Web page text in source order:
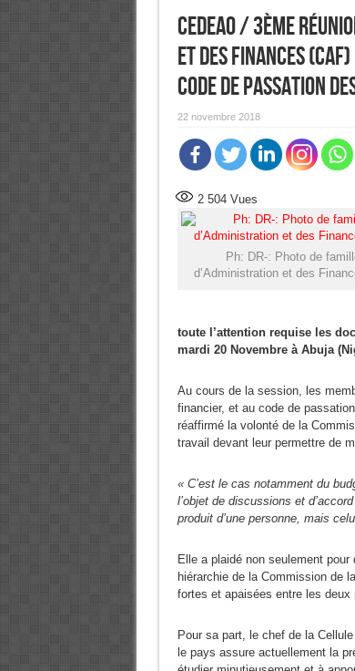
CEDEAO / 3ème
et des Finances
Code de passation
22 novembre 2018
2 504Vues
Ph: DR-: Photo de
d’Administration et des
toute l’attention requise les
mardi 20 Novembre à Abuja
Au cours de la session, les
financier, et au code de
réaffirmé la volonté de la
travail devant leur permettre de
« C’est le cas notamment du
l’objet de discussions et
produit d’une personne, mais
Elle a plaidé non seulement
hiérarchie de la Commission de
fortes et apaisées entre les deux
Pour sa part, le chef de la
le pays assure actuellement la